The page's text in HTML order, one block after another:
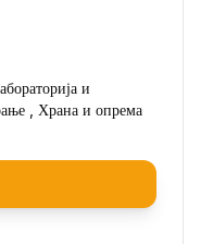
и
, Храна и опрема